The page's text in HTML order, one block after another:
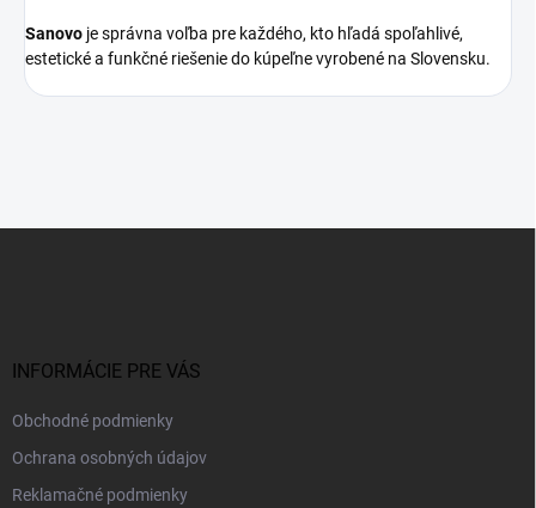
Sanovo je správna voľba pre každého, kto hľadá spoľahlivé,
estetické a funkčné riešenie do kúpeľne vyrobené na Slovensku.
INFORMÁCIE PRE VÁS
Obchodné podmienky
Ochrana osobných údajov
Reklamačné podmienky